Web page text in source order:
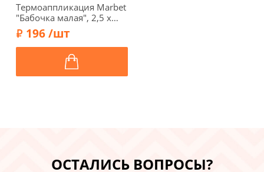
Термоаппликация Marbet
"Бабочка малая", 2,5 х
3,8, темно-синий,
565117.B
196 /шт
ОСТАЛИСЬ ВОПРОСЫ?